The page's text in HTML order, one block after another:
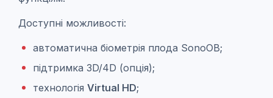
Доступні можливості:
автоматична біометрія плода SonoOB;
підтримка 3D/4D (опція);
технологія Virtual HD;